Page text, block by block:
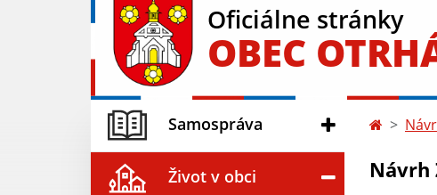
Oficiálne stránky
OBEC
Samospráva
Život v obci Návrh